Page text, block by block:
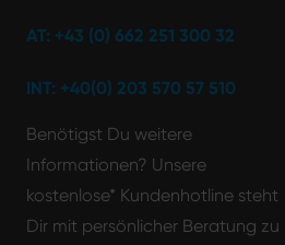
AT: +43 (0) 662 251 300 32
INT: +40(0) 203 570 57 510
Benötigst Du weitere
Informationen? Unsere
kostenlose* Kundenhotline steht
Dir mit persönlicher Beratung zu